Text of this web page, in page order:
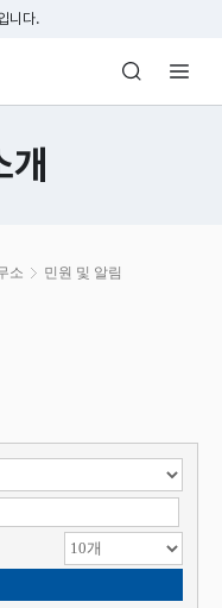
로가기
니다.
Korea Media
소 민원 및 알림